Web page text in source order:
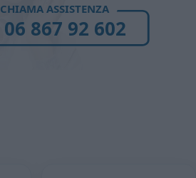
CHIAMA ASSISTENZA
06 867 92 602